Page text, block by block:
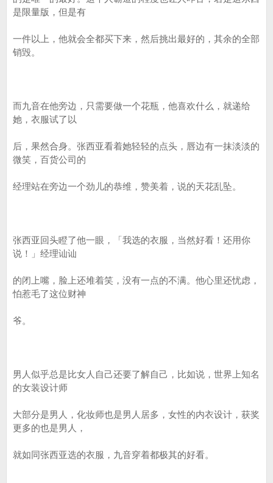
是限量版，但是有
一件以上，他就会全都买下来，然后挑出最好的，其余的全部
销毁。
而九音在他旁边，只需要做一个花瓶，他喜欢什么，就递给
她，衣服试了以
后，果然合身。张西亚看着她轻轻的点头，唇边有一抹淡淡的
微笑，百货公司的
经理站在旁边一个劲儿的恭维，赞美着，说的天花乱坠。
张西亚回头瞪了他一眼，「我选的衣服，当然好看！还用你
说！」经理讪讪
的闭上嘴，脸上还堆着笑，没有一点的不满。他心里还忧虑，
怕惹毛了这位财神
爷。
男人似乎总是比女人自己还要了解自己，比如说，世界上知名
的女装设计师
大部分是男人，化妆师也是男人居多，女性的内衣设计，获奖
更多的也是男人，
就如同张西亚选的衣服，九音穿着都极其的好看。